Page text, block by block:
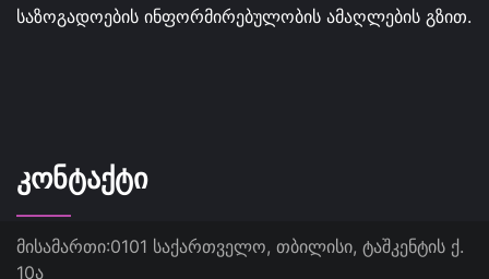
საზოგადოების ინფორმირებულობის ამაღლების გზით.
ᲙᲝᲜᲢᲐᲥᲢᲘ
მისამართი:0101 საქართველო, თბილისი, ტაშკენტის ქ.
10ა